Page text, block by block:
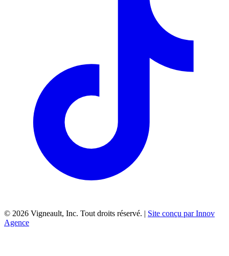
© 2026 Vigneault, Inc. Tout droits réservé. | Site conçu par Innov
Agence